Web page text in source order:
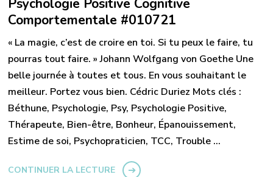
Comportementale #010721
« La magie, c’est de croire en toi. Si tu peux le faire, tu
pourras tout faire. » Johann Wolfgang von Goethe Une
belle journée à toutes et tous. En vous souhaitant le
meilleur. Portez vous bien. Cédric Duriez Mots clés :
Béthune, Psychologie, Psy, Psychologie Positive,
Thérapeute, Bien-être, Bonheur, Épanouissement,
Estime de soi, Psychopraticien, TCC, Trouble …
CONTINUER LA LECTURE